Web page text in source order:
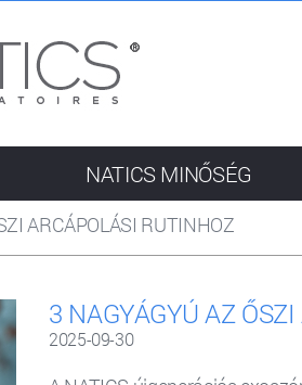
ARCÁPOLÁSI RUTINHOZ
3 NAGYÁGYÚ AZ
2025-09-30
NATICS MINŐSÉG